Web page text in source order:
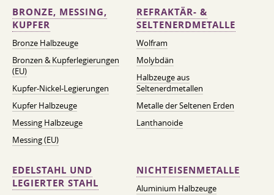
BRONZE, MESSING,
KUPFER
Bronze Halbzeuge
Bronzen & Kupferlegierungen
(EU)
Kupfer-Nickel-Legierungen
Kupfer Halbzeuge
Messing Halbzeuge
Messing (EU)
REFRAKTÄR- &
SELTENERDMETALLE
Wolfram
Molybdän
Halbzeuge aus
Seltenerdmetallen
Metalle der Seltenen Erden
Lanthanoide
EDELSTAHL UND
LEGIERTER STAHL
NICHTEISENMETALLE
Aluminium Halbzeuge